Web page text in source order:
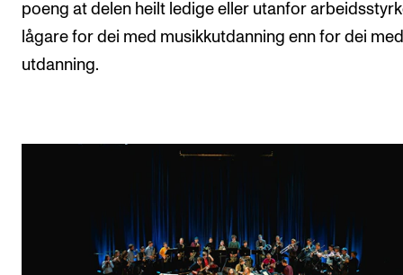
poeng at delen heilt ledige eller utanfor
lågare for dei med musikkutdanning enn for dei
utdanning.